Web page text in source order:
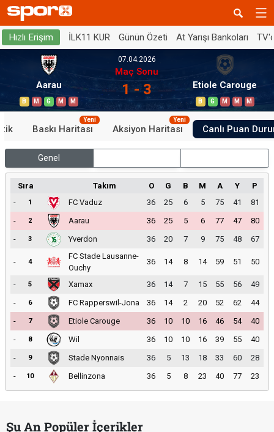
Hızlı Erişim İLK11 KUR Günün Özeti At Yarışı Bankoları
Aarau
B M G M M
07.04.2026
Maç Sonu
1 - 3 Etiole Carouge
B G M M M
Baskı Haritası
Yeni
Aksiyon Haritası
Yeni
Canlı Puan
Genel
Sıra Takım O G B M A Y
P
-
1 FC Vaduz 36 25 6 5 75 41
81
-
2 Aarau 36 25 5 6 77 47
80
-
3 Yverdon 36 20 7 9 75 48 67
- 4
FC Stade Lausanne-
Ouchy
36 14 8 14 59 51 50
- 5 Xamax 36 14 7 15 55 56
49
-
6 FC Rapperswil-Jona 36 14 2 20 52 62
44
-
7 Etiole Carouge 36 10 10 16 46 54
40
-
8 Wil 36 10 10 16 39 55
40
-
9 Stade Nyonnais 36 5 13 18 33 60
28
-
10 Bellinzona 36 5 8 23 40 77 23
Şu An Popüler İçerikler